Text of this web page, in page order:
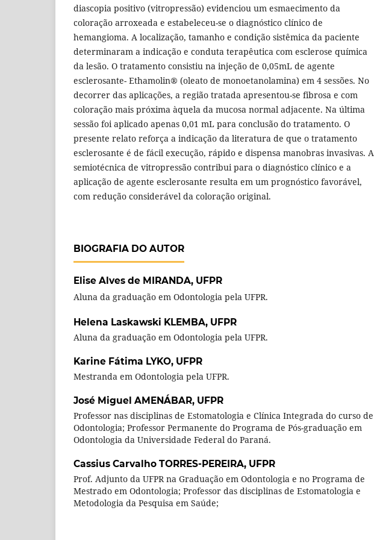
diascopia positivo (vitropressão) evidenciou um esmaecimento da
coloração arroxeada e estabeleceu-se o diagnóstico clínico de
hemangioma. A localização, tamanho e condição sistêmica da paciente
determinaram a indicação e conduta terapêutica com esclerose química
da lesão. O tratamento consistiu na injeção de 0,05mL de agente
esclerosante- Ethamolin® (oleato de monoetanolamina) em 4 sessões. No
decorrer das aplicações, a região tratada apresentou-se fibrosa e com
coloração mais próxima àquela da mucosa normal adjacente. Na última
sessão foi aplicado apenas 0,01 mL para conclusão do tratamento. O
presente relato reforça a indicação da literatura de que o tratamento
esclerosante é de fácil execução, rápido e dispensa manobras invasivas. A
semiotécnica de vitropressão contribui para o diagnóstico clínico e a
aplicação de agente esclerosante resulta em um prognóstico favorável,
com redução considerável da coloração original.
BIOGRAFIA DO AUTOR
Elise Alves de MIRANDA, UFPR
Aluna da graduação em Odontologia pela UFPR.
Helena Laskawski KLEMBA, UFPR
Aluna da graduação em Odontologia pela UFPR.
Karine Fátima LYKO, UFPR
Mestranda em Odontologia pela UFPR.
José Miguel AMENÁBAR, UFPR
Professor nas disciplinas de Estomatologia e Clínica Integrada do curso de
Odontologia; Professor Permanente do Programa de Pós-graduação em
Odontologia da Universidade Federal do Paraná.
Cassius Carvalho TORRES-PEREIRA, UFPR
Prof. Adjunto da UFPR na Graduação em Odontologia e no Programa de
Mestrado em Odontologia; Professor das disciplinas de Estomatologia e
Metodologia da Pesquisa em Saúde;